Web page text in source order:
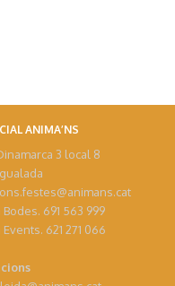
ANIMA’NS
3 local 8
691 563 999
621 271 066